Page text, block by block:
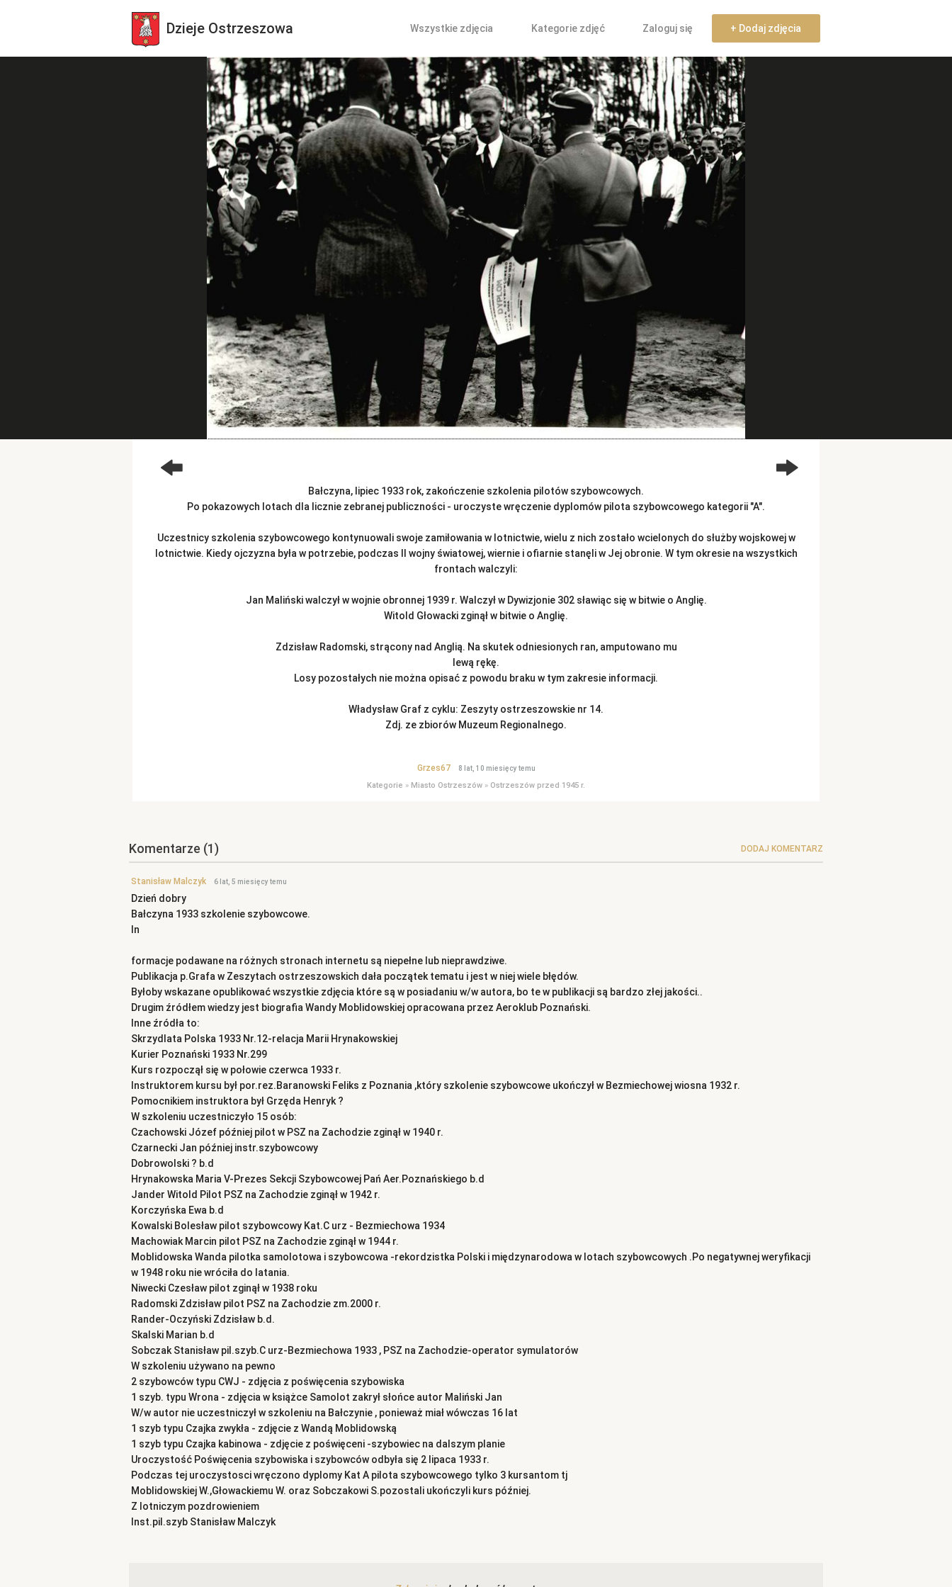
Dzieje Ostrzeszowa Wszystkie zdjęcia Kategorie zdjęć Zaloguj się + Dodaj zdjęcia
Bałczyna, lipiec 1933 rok, zakończenie szkolenia pilotów szybowcowych.
Po pokazowych lotach dla licznie zebranej publiczności - uroczyste wręczenie dyplomów pilota szybowcowego kategorii "A".
Uczestnicy szkolenia szybowcowego kontynuowali swoje zamiłowania w lotnictwie, wielu z nich zostało wcielonych do służby wojskowej w
lotnictwie. Kiedy ojczyzna była w potrzebie, podczas II wojny światowej, wiernie i ofiarnie stanęli w Jej obronie. W tym okresie na wszystkich
frontach walczyli:
Jan Maliński walczył w wojnie obronnej 1939 r. Walczył w Dywizjonie 302 sławiąc się w bitwie o Anglię.
Witold Głowacki zginął w bitwie o Anglię.
Zdzisław Radomski, strącony nad Anglią. Na skutek odniesionych ran, amputowano mu
lewą rękę.
Losy pozostałych nie można opisać z powodu braku w tym zakresie informacji.
Władysław Graf z cyklu: Zeszyty ostrzeszowskie nr 14.
Zdj. ze zbiorów Muzeum Regionalnego.
Grzes67 8 lat, 10 miesięcy temu
Kategorie » Miasto Ostrzeszów » Ostrzeszów przed 1945 r.
Komentarze (1) DODAJ KOMENTARZ
Stanisław Malczyk 6 lat, 5 miesięcy temu
Dzień dobry
Bałczyna 1933 szkolenie szybowcowe.
In
formacje podawane na różnych stronach internetu są niepełne lub nieprawdziwe.
Publikacja p.Grafa w Zeszytach ostrzeszowskich dała początek tematu i jest w niej wiele błędów.
Byłoby wskazane opublikować wszystkie zdjęcia które są w posiadaniu w/w autora, bo te w publikacji są bardzo złej jakości..
Drugim źródłem wiedzy jest biografia Wandy Moblidowskiej opracowana przez Aeroklub Poznański.
Inne źródła to:
Skrzydlata Polska 1933 Nr.12-relacja Marii Hrynakowskiej
Kurier Poznański 1933 Nr.299
Kurs rozpoczął się w połowie czerwca 1933 r.
Instruktorem kursu był por.rez.Baranowski Feliks z Poznania ,który szkolenie szybowcowe ukończył w Bezmiechowej wiosna 1932 r.
Pomocnikiem instruktora był Grzęda Henryk ?
W szkoleniu uczestniczyło 15 osób:
Czachowski Józef później pilot w PSZ na Zachodzie zginął w 1940 r.
Czarnecki Jan później instr.szybowcowy
Dobrowolski ? b.d
Hrynakowska Maria V-Prezes Sekcji Szybowcowej Pań Aer.Poznańskiego b.d
Jander Witold Pilot PSZ na Zachodzie zginął w 1942 r.
Korczyńska Ewa b.d
Kowalski Bolesław pilot szybowcowy Kat.C urz - Bezmiechowa 1934
Machowiak Marcin pilot PSZ na Zachodzie zginął w 1944 r.
Moblidowska Wanda pilotka samolotowa i szybowcowa -rekordzistka Polski i międzynarodowa w lotach szybowcowych .Po negatywnej weryfikacji
w 1948 roku nie wróciła do latania.
Niwecki Czesław pilot zginął w 1938 roku
Radomski Zdzisław pilot PSZ na Zachodzie zm.2000 r.
Rander-Oczyński Zdzisław b.d.
Skalski Marian b.d
Sobczak Stanisław pil.szyb.C urz-Bezmiechowa 1933 , PSZ na Zachodzie-operator symulatorów
W szkoleniu używano na pewno
2 szybowców typu CWJ - zdjęcia z poświęcenia szybowiska
1 szyb. typu Wrona - zdjęcia w książce Samolot zakrył słońce autor Maliński Jan
W/w autor nie uczestniczył w szkoleniu na Bałczynie , ponieważ miał wówczas 16 lat
1 szyb typu Czajka zwykła - zdjęcie z Wandą Moblidowską
1 szyb typu Czajka kabinowa - zdjęcie z poświęceni -szybowiec na dalszym planie
Uroczystość Poświęcenia szybowiska i szybowców odbyła się 2 lipaca 1933 r.
Podczas tej uroczystosci wręczono dyplomy Kat A pilota szybowcowego tylko 3 kursantom tj
Moblidowskiej W.,Głowackiemu W. oraz Sobczakowi S.pozostali ukończyli kurs później.
Z lotniczym pozdrowieniem
Inst.pil.szyb Stanisław Malczyk